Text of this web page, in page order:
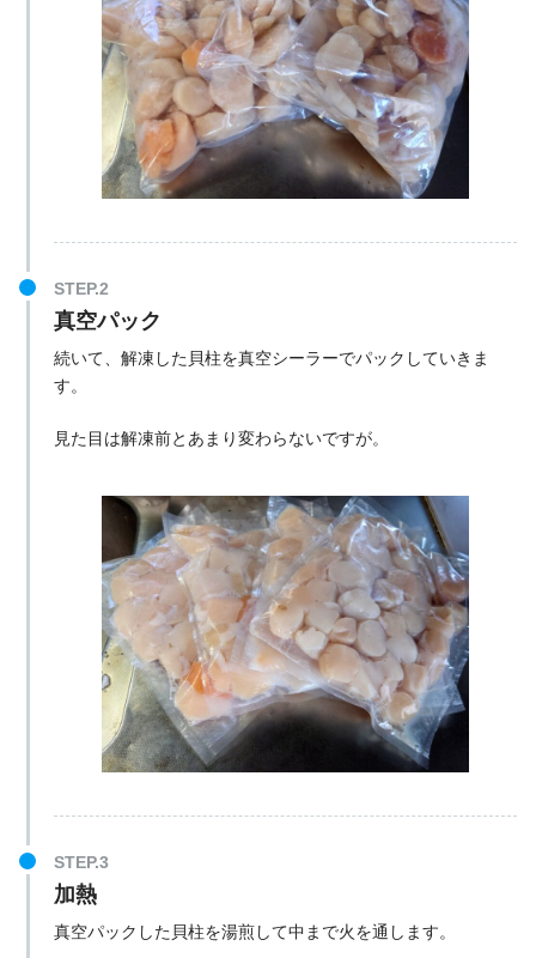
真空パック
続いて、解凍した貝柱を真空シーラーでパックしていきま
す。
見た目は解凍前とあまり変わらないですが。
加熱
真空パックした貝柱を湯煎して中まで火を通します。